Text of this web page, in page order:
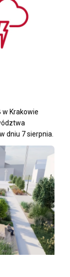
w Krakowie
dniu 7 sierpnia.